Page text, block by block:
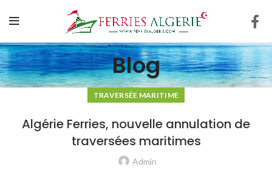
Blog
TRAVERSÉE MARITIME
Algérie Ferries, nouvelle annulation de
traversées maritimes
Admin